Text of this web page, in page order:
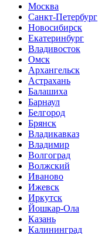
Москва
Санкт-Петербург
Новосибирск
Екатеринбург
Владивосток
Омск
Архангельск
Астрахань
Балашиха
Барнаул
Белгород
Брянск
Владикавказ
Владимир
Волгоград
Волжский
Иваново
Ижевск
Иркутск
Йошкар-Ола
Казань
Калининград